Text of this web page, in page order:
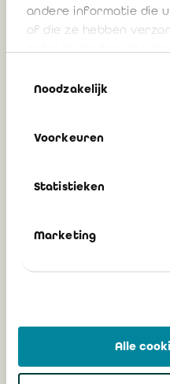
andere informatie die
of die ze hebben
Noodzakelijk
Voorkeuren
Statistieken
Marketing
Alle
24 juni 2026
door de Hoge Raad
4 juni 2026
Goedkeuring van